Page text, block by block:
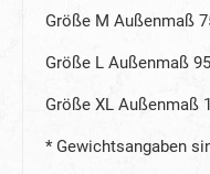
Größe M Außenmaß
Größe L Außenmaß
Größe XL Außenmaß
* Gewichtsangaben